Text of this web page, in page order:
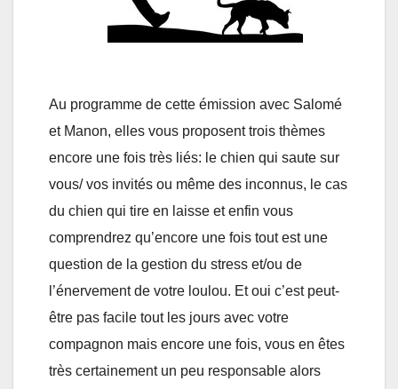
Au programme de cette émission avec Salomé
et Manon, elles vous proposent trois thèmes
encore une fois très liés: le chien qui saute sur
vous/ vos invités ou même des inconnus, le cas
du chien qui tire en laisse et enfin vous
comprendrez qu’encore une fois tout est une
question de la gestion du stress et/ou de
l’énervement de votre loulou. Et oui c’est peut-
être pas facile tout les jours avec votre
compagnon mais encore une fois, vous en êtes
très certainement un peu responsable alors